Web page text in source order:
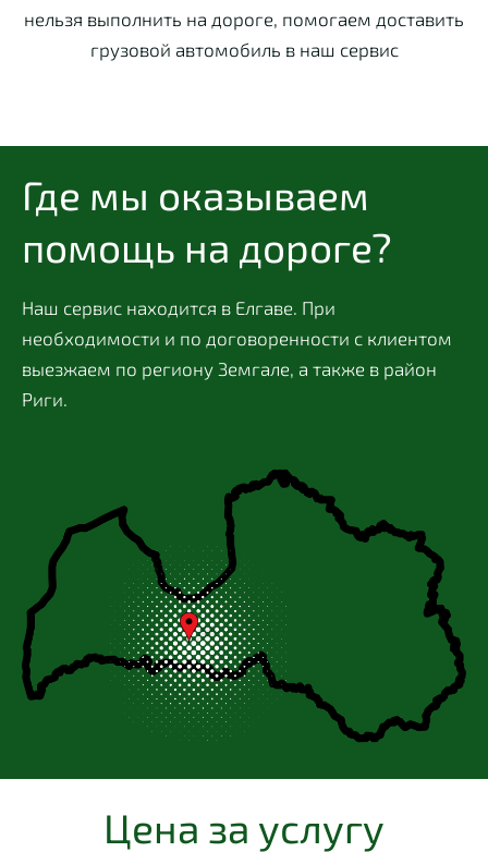
нельзя выполнить на дороге, помогаем доставить
грузовой автомобиль в наш сервис
Где мы оказываем
помощь на дороге?
Наш сервис находится в Елгаве. При
необходимости и по договоренности с клиентом
выезжаем по региону Земгале, а также в район
Риги.
Цена за услугу